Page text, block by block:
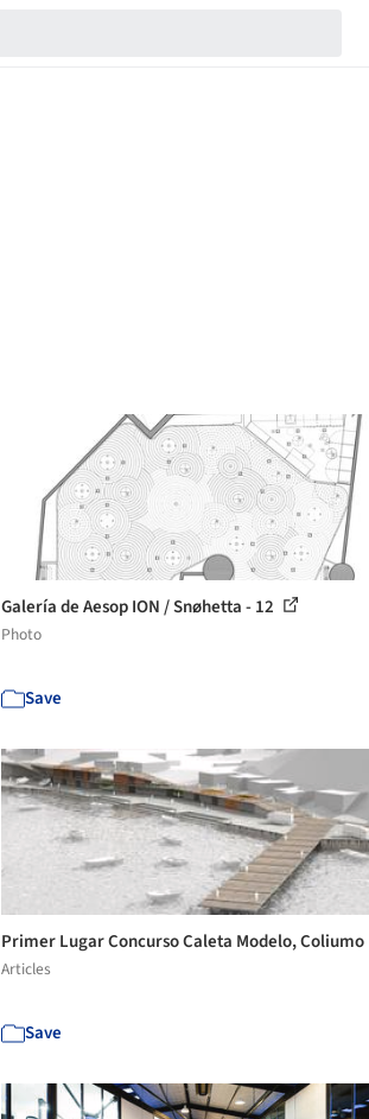
Galería de Aesop ION / Snøhetta - 12
Photo
Save
Primer Lugar Concurso Caleta Modelo, Coliumo
Articles
Save